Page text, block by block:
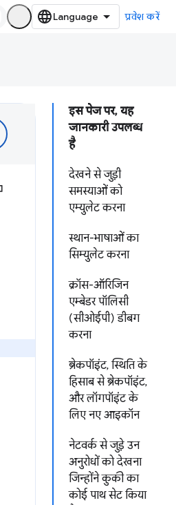
प्रवेश करें
इस पेज पर, यह
जानकारी उपलब्ध
है
देखने से जुड़ी
समस्याओं को
एम्युलेट करना
स्थान-भाषाओं का
सिम्युलेट करना
क्रॉस-ऑरिजिन
एम्बेडर पॉलिसी
(सीओईपी) डीबग
करना
ब्रेकपॉइंट, स्थिति के
हिसाब से ब्रेकपॉइंट,
और लॉगपॉइंट के
लिए नए आइकॉन
नेटवर्क से जुड़े उन
अनुरोधों को देखना
जिन्होंने कुकी का
कोई पाथ सेट किया